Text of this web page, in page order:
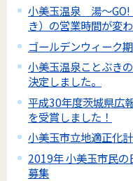
小美玉温泉 湯～GO!
き）の営業時間が変
ゴールデンウィーク
小美玉温泉ことぶき
決定しました。
平成30年度茨城県広
を受賞しました！
小美玉市立地適正化
2019年 小美玉市民の
募集